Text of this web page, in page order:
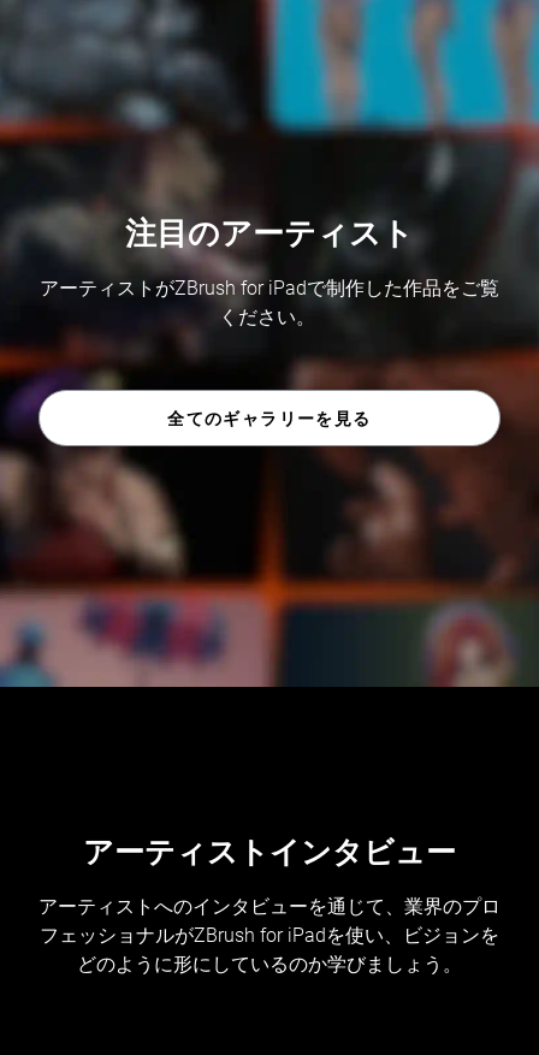
注目のアーティスト
アーティストがZBrush for iPadで制作した作品をご覧
ください。
全てのギャラリーを見る
アーティストインタビュー
アーティストへのインタビューを通じて、業界のプロ
フェッショナルがZBrush for iPadを使い、ビジョンを
どのように形にしているのか学びましょう。